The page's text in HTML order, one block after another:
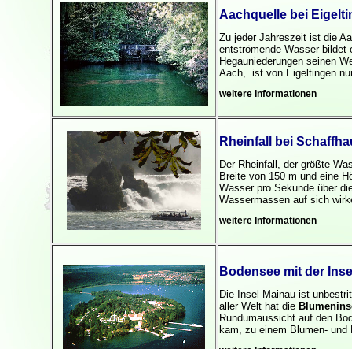
Aachquelle bei
Zu jeder Jahreszeit ist die
entströmende Wasser
Hegauniederungen seinen
Aach, ist von Eigeltingen
weitere Informationen
Rheinfall bei
Der Rheinfall, der größte
Breite von 150 m und eine
Wasser pro Sekunde über
Wassermassen auf sich
weitere Informationen
Bodensee mit der
Die Insel Mainau ist
aller Welt hat die
Rundumaussicht auf den
kam, zu einem Blumen-